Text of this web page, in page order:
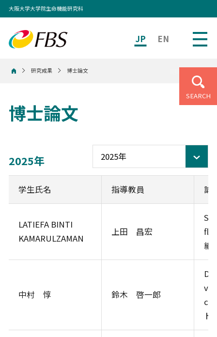
JP EN
大阪大学大学院生命機能研究科
SEARCH
ホーム研究成果 博士論文
博士論文
2025年
学生氏名 指導教員 論
LATIEFA BINTI
KAMARULZAMAN
上田 昌宏
細
中村 惇 鈴木 啓一郎
ド